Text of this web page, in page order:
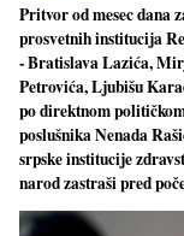
Pritvor od mesec dana
prosvetnih institucija
- Bratislava Lazića,
Petrovića, Ljubišu
po direktnom
poslušnika Nenada
srpske institucije
narod zastraši pred